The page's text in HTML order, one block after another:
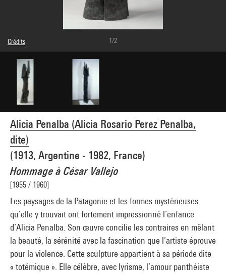
Alicia Penalba (Alicia Rosario Perez Penalba,
dite)
(1913, Argentine - 1982, France)
Hommage à César Vallejo
[1955 / 1960]
Les paysages de la Patagonie et les formes mystérieuses
qu’elle y trouvait ont fortement impressionné l’enfance
d’Alicia Penalba. Son œuvre concilie les contraires en mêlant
la beauté, la sérénité avec la fascination que l’artiste éprouve
pour la violence. Cette sculpture appartient à sa période dite
« totémique ». Elle célèbre, avec lyrisme, l’amour panthéiste
Crédits
© The heirs of the Alicia Penalba´s Estate
Crédit photographique : Centre Pompidou, MNAM-CCI/Service de la documentation
photographique du MNAM/Dist. GrandPalaisRmn
Réf. image : 4R04305 [1995 CX 0498]
1/2